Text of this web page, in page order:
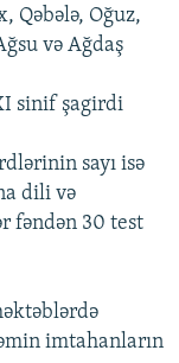
Qəbələ, Oğuz,
və Ağdaş
sinif şagirdi
sayı isə
dili və
fəndən 30 test
imtahanların